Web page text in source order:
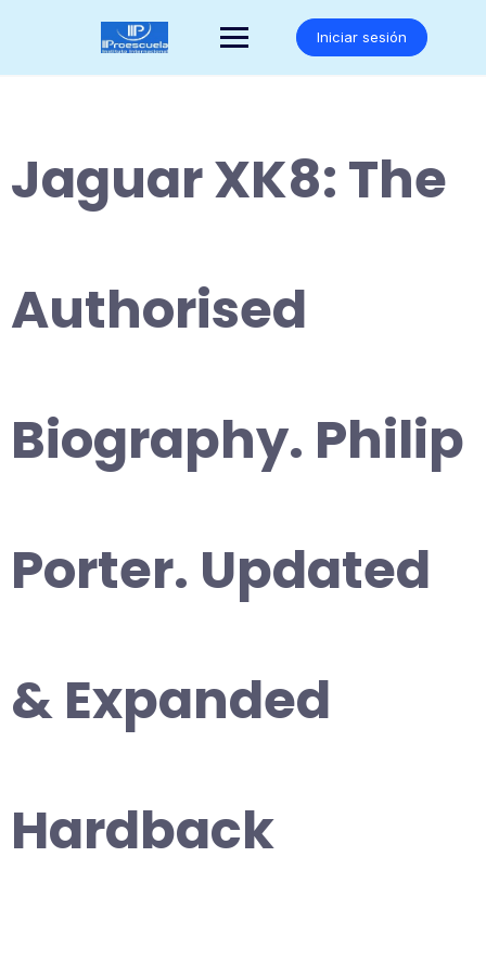
Iniciar sesión
Jaguar XK8: The
Authorised
Biography. Philip
Porter. Updated
& Expanded
Hardback